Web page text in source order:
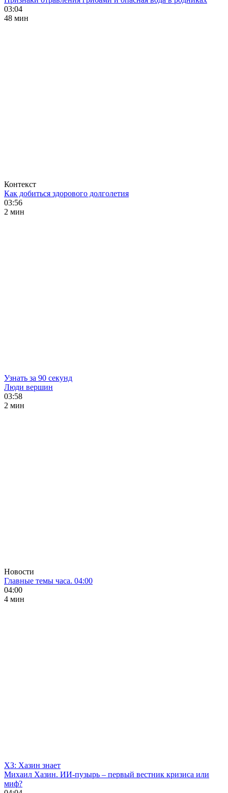
03:04
48 мин
Контекст
Как добиться здорового долголетия
03:56
2 мин
Узнать за 90 секунд
Люди вершин
03:58
2 мин
Новости
Главные темы часа. 04:00
04:00
4 мин
ХЗ: Хазин знает
Михаил Хазин. ИИ-пузырь – первый вестник кризиса или
миф?